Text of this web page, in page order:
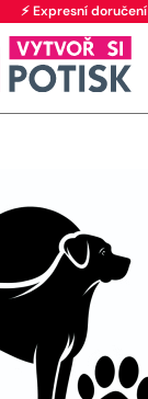
⚡ Expresní doručení